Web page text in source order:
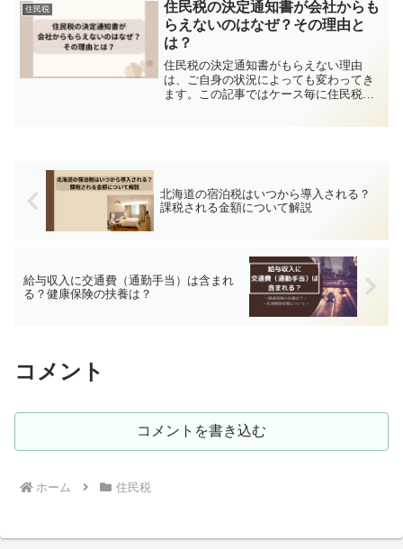
の事例を踏まえて改正します。
住民税
住民税の決定通知書が会社からも
らえないのはなぜ？その理由と
は？
住民税の決定通知書がもらえない理由
は、ご自身の状況によっても変わってき
ます。この記事ではケース毎に住民税の
北海道の宿泊税はいつから導入される？
課税される金額について解説
給与収入に交通費（通勤手当）は含まれ
る？健康保険の扶養は？
コメント
コメントを書き込む
ホーム 住民税